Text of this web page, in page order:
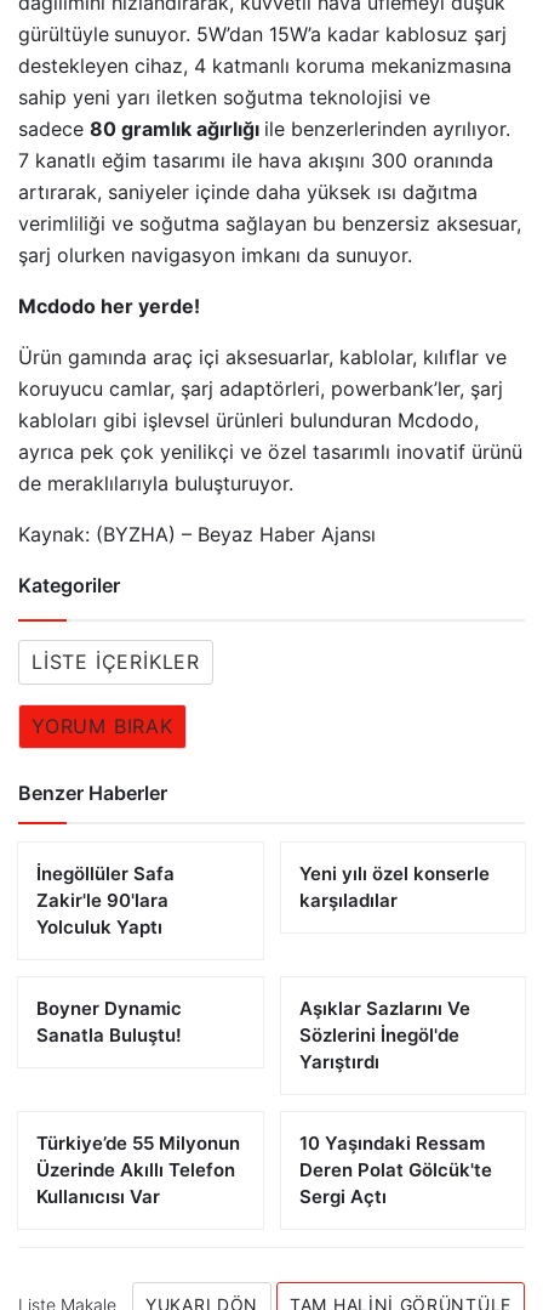
gürültüyle sunuyor. 5W’dan 15W’a kadar kablosuz şarj
destekleyen cihaz, 4 katmanlı koruma mekanizmasına
sahip yeni yarı iletken soğutma teknolojisi ve
sadece 80 gramlık ağırlığı ile benzerlerinden ayrılıyor.
7 kanatlı eğim tasarımı ile hava akışını 300 oranında
artırarak, saniyeler içinde daha yüksek ısı dağıtma
verimliliği ve soğutma sağlayan bu benzersiz aksesuar,
şarj olurken navigasyon imkanı da sunuyor.
Mcdodo her yerde!
Ürün gamında araç içi aksesuarlar, kablolar, kılıflar ve
koruyucu camlar, şarj adaptörleri, powerbank’ler, şarj
kabloları gibi işlevsel ürünleri bulunduran Mcdodo,
ayrıca pek çok yenilikçi ve özel tasarımlı inovatif ürünü
de meraklılarıyla buluşturuyor.
Kaynak: (BYZHA) – Beyaz Haber Ajansı
Kategoriler
LISTE İÇERIKLER
YORUM BIRAK
Benzer Haberler
İnegöllüler Safa
Zakir'le 90'lara
Yolculuk Yaptı
Yeni yılı özel konserle
karşıladılar
Boyner Dynamic
Sanatla Buluştu!
Aşıklar Sazlarını Ve
Sözlerini İnegöl'de
Yarıştırdı
Türkiye’de 55 Milyonun
Üzerinde Akıllı Telefon
Kullanıcısı Var
10 Yaşındaki Ressam
Deren Polat Gölcük'te
Sergi Açtı
Liste Makale YUKARI DÖN TAM HALINI GÖRÜNTÜLE